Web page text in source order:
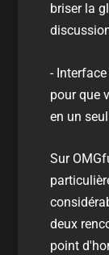
briser la
-
pour que
en un
Sur
deux
point